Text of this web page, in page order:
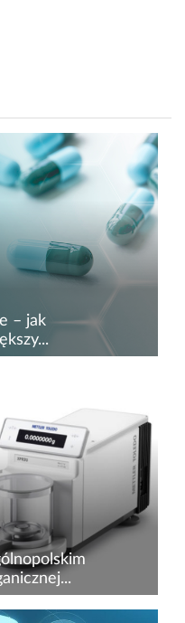
– jak
the
o jednym z
zaszczyt, zarówno